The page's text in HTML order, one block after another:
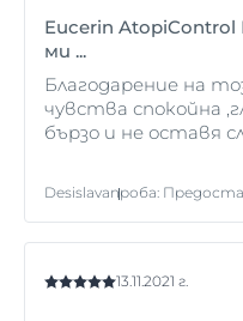
Eucerin
ми ...
Благодарение на
чувства спокойна
бързо и не оставя
Desislavaпроба:
13.11.2021 г.